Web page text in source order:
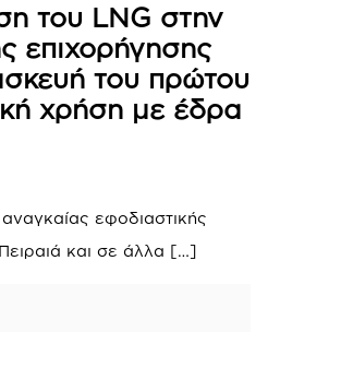
του LNG στην
επιχορήγησης
του πρώτου
χρήση με έδρα
εφοδιαστικής
και σε άλλα […]